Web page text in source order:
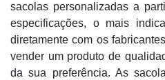
sacolas personalizadas a
especificações, o mais
diretamente com os
vender um produto de
da sua preferência. As